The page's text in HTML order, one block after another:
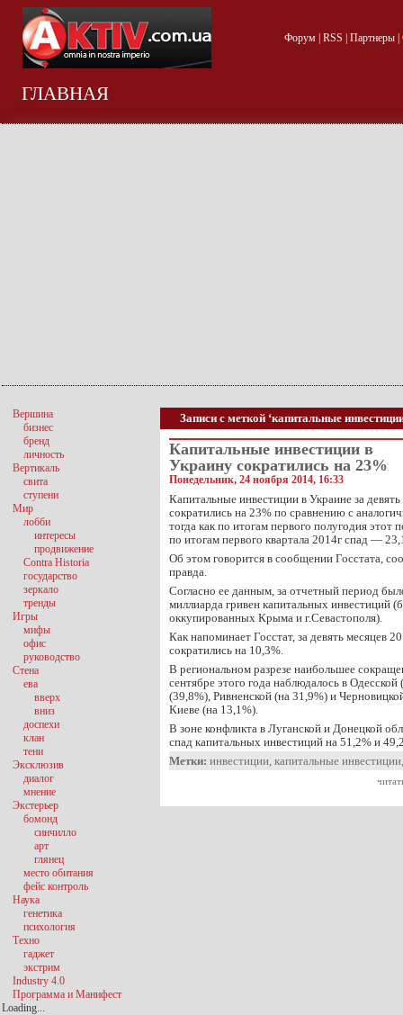
Форум| RSS Партнеры|
ГЛАВНАЯ
Записи с меткой ‘капитальные
Капитальные инвестиции в
Украину сократились на 23%
Понедельник, 24 ноября 2014, 16:33
Капитальные инвестиции в Украине за
сократились на 23% по сравнению с
тогда как по итогам первого полугодия этот
по итогам первого квартала 2014г спад —
Об этом говорится в сообщении Госстата,
правда.
Согласно ее данным, за отчетный период
миллиарда гривен капитальных инвестиций
оккупированных Крыма и г.Севастополя).
Как напоминает Госстат, за девять месяцев
сократились на 10,3%.
В региональном разрезе наибольшее
сентябре этого года наблюдалось в
(39,8%), Ривненской (на 31,9%) и
Киеве (на 13,1%).
В зоне конфликта в Луганской и Донецкой
спад капитальных инвестиций на 51,2% и
Метки: инвестиции, капитальные инвестиции
Вершина
бизнес
бренд
личность
Вертикаль
свита
ступени
Мир
лобби
интересы
продвижение
Contra Historia
государство
зеркало
тренды
Игры
мифы
офис
руководство
Стена
ева
вверх
вниз
доспехи
клан
тени
Эксклюзив
диалог
мнение
Экстерьер
бомонд
синчилло
арт
глянец
место обитания
фейс контроль
Наука
генетика
психология
Техно
гаджет
экстрим
Industry 4.0
Программа и Манифест
Loading...